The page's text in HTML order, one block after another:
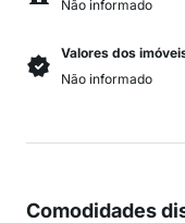
Não informado
Valores dos
Não informado
Comodidades